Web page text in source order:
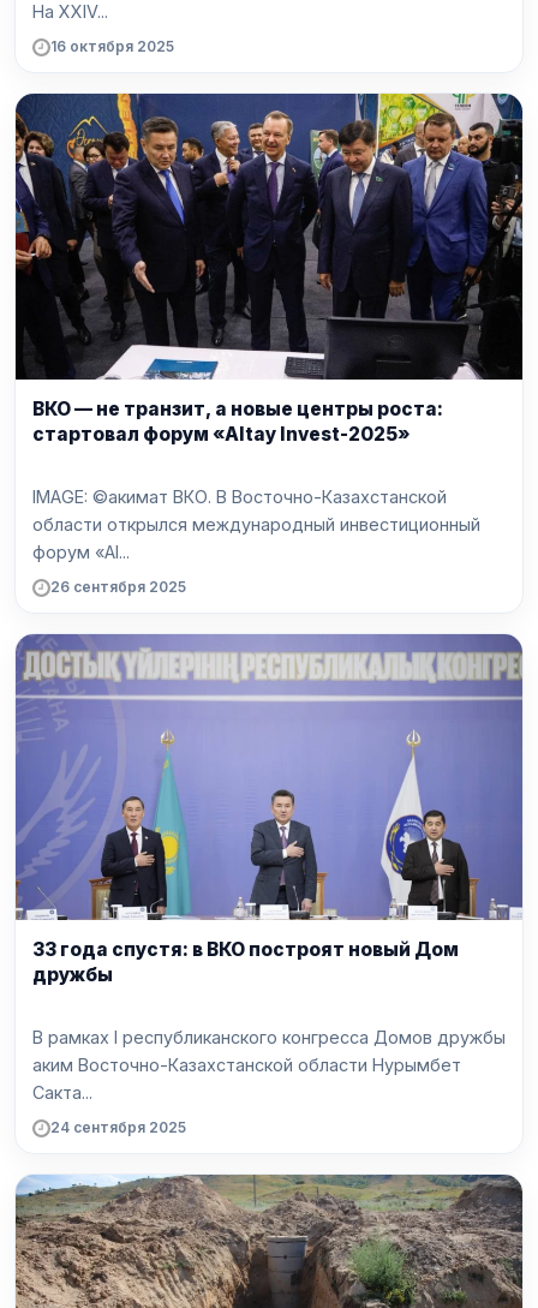
На XXIV...
16 октября 2025
ВКО — не транзит, а новые центры роста:
стартовал форум «Altay Invest-2025»
IMAGE: ©акимат ВКО. В Восточно-Казахстанской
области открылся международный инвестиционный
форум «Al...
26 сентября 2025
33 года спустя: в ВКО построят новый Дом
дружбы
В рамках I республиканского конгресса Домов дружбы
аким Восточно-Казахстанской области Нурымбет
Сакта...
24 сентября 2025